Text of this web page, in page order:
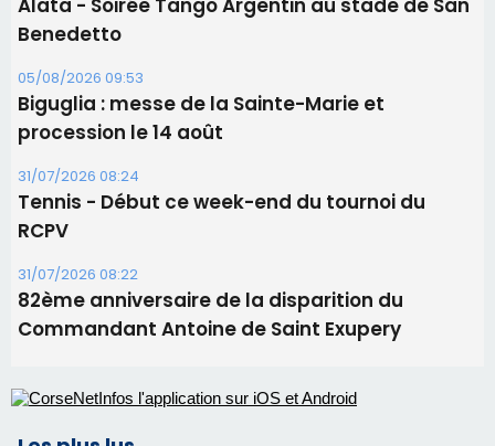
Alata - Soirée Tango Argentin au stade de San
Benedetto
05/08/2026 09:53
Biguglia : messe de la Sainte-Marie et
procession le 14 août
31/07/2026 08:24
Tennis - Début ce week-end du tournoi du
RCPV
31/07/2026 08:22
82ème anniversaire de la disparition du
Commandant Antoine de Saint Exupery